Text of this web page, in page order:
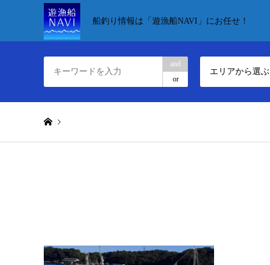
船釣り情報は「遊漁船NAVI」にお任せ！
and
or
エリアから選ぶ
Warning: Attempt to read property "display_name" on null in